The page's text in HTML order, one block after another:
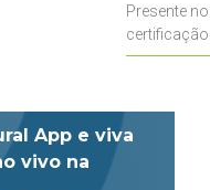
Presente
App e viva
vivo na